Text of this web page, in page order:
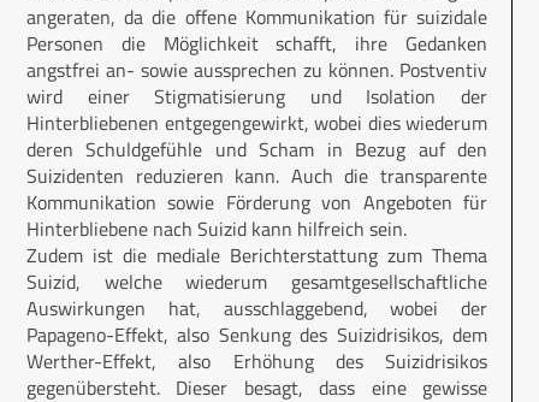
angeraten, da die offene Kommunikation für suizidale
Personen die Möglichkeit schafft, ihre Gedanken
angstfrei an- sowie aussprechen zu können. Postventiv
wird einer Stigmatisierung und Isolation der
Hinterbliebenen entgegengewirkt, wobei dies wiederum
deren Schuldgefühle und Scham in Bezug auf den
Suizidenten reduzieren kann. Auch die transparente
Kommunikation sowie Förderung von Angeboten für
Hinterbliebene nach Suizid kann hilfreich sein.
Zudem ist die mediale Berichterstattung zum Thema
Suizid, welche wiederum gesamtgesellschaftliche
Auswirkungen hat, ausschlaggebend, wobei der
Papageno-Effekt, also Senkung des Suizidrisikos, dem
Werther-Effekt, also Erhöhung des Suizidrisikos
gegenübersteht. Dieser besagt, dass eine gewisse